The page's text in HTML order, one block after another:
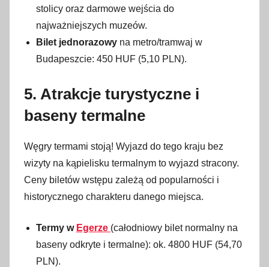
stolicy oraz darmowe wejścia do
najważniejszych muzeów.
Bilet jednorazowy na metro/tramwaj w
Budapeszcie: 450 HUF (5,10 PLN).
5. Atrakcje turystyczne i
baseny termalne
Węgry termami stoją! Wyjazd do tego kraju bez
wizyty na kąpielisku termalnym to wyjazd stracony.
Ceny biletów wstępu zależą od popularności i
historycznego charakteru danego miejsca.
Termy w Egerze (całodniowy bilet normalny na
baseny odkryte i termalne): ok. 4800 HUF (54,70
PLN).